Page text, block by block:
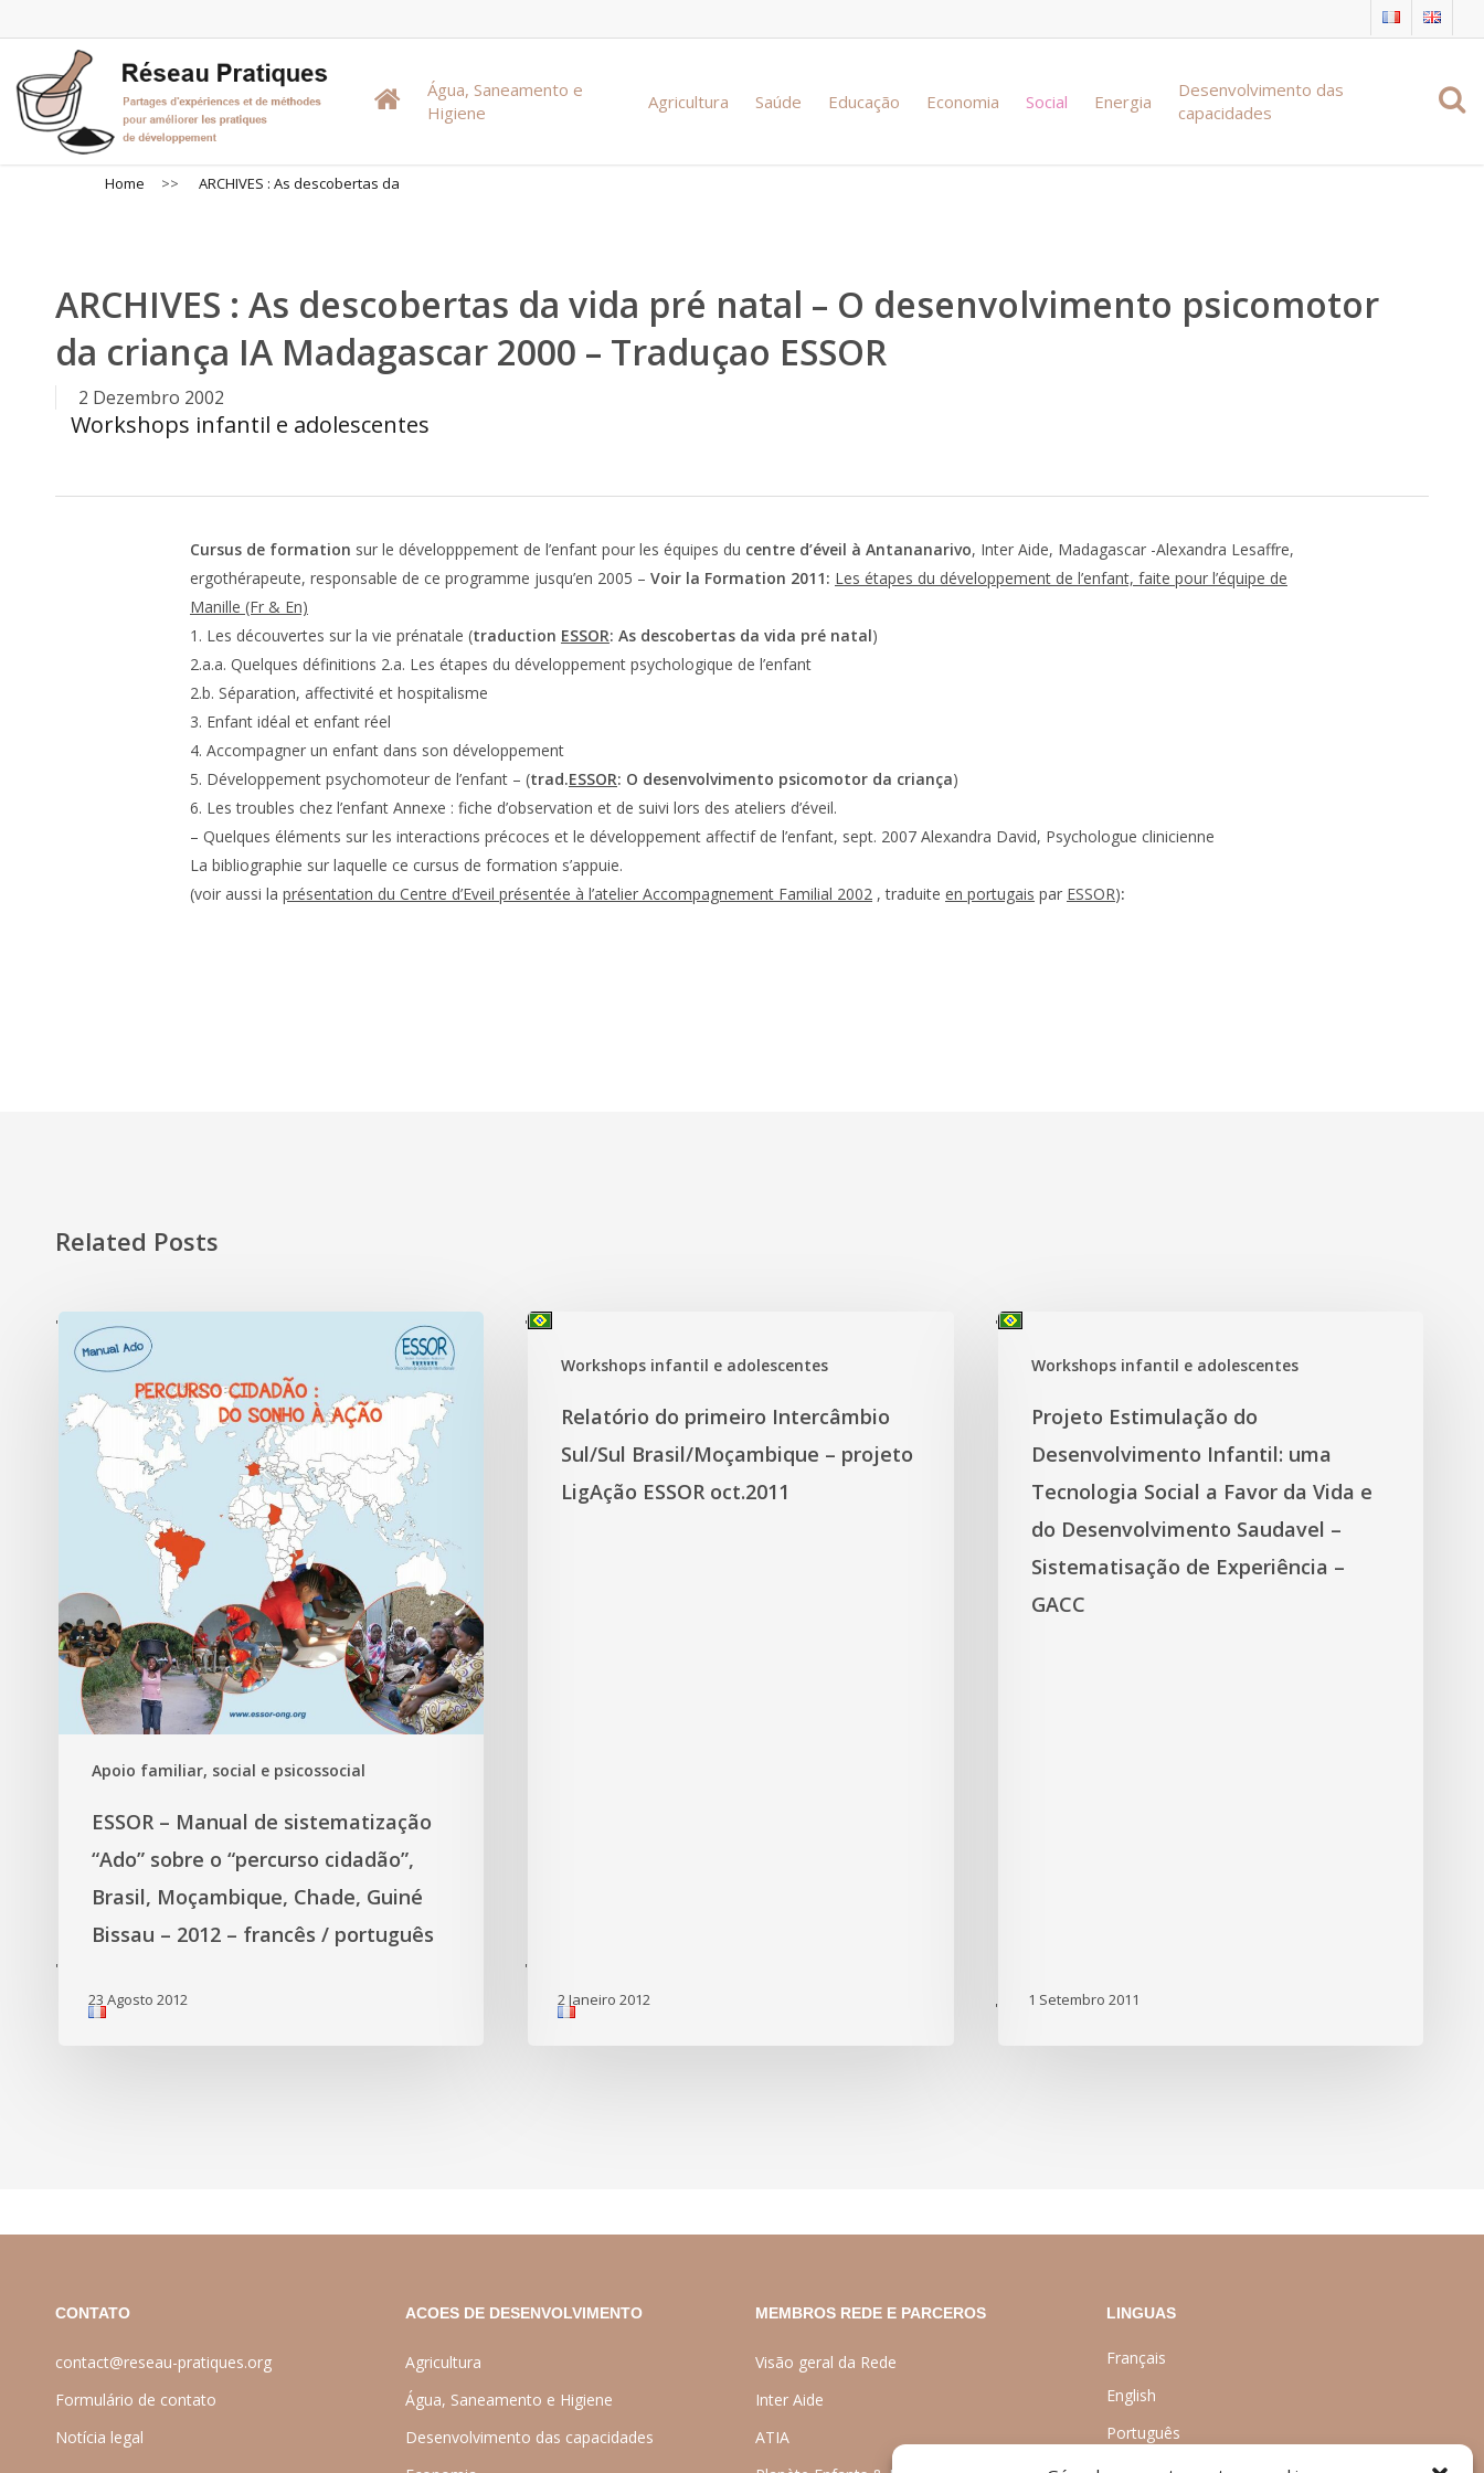
to
main
content
Água, Saneamento e
Higiene
Agricultura Saúde Educação Economia Social Energia
Desenvolvimento das
capacidades
Home >> ARCHIVES : As descobertas da
ARCHIVES : As descobertas da vida pré natal – O desenvolvimento psicomotor
da criança IA Madagascar 2000 – Traduçao ESSOR
2 Dezembro 2002
Workshops infantil e adolescentes
Cursus de formation sur le développpement de l’enfant pour les équipes du centre d’éveil à Antananarivo, Inter Aide, Madagascar -Alexandra Lesaffre,
ergothérapeute, responsable de ce programme jusqu’en 2005 – Voir la Formation 2011: Les étapes du développement de l’enfant, faite pour l’équipe de
Manille (Fr & En)
1. Les découvertes sur la vie prénatale (traduction ESSOR: As descobertas da vida pré natal)
2.a.a. Quelques définitions 2.a. Les étapes du développement psychologique de l’enfant
2.b. Séparation, affectivité et hospitalisme
3. Enfant idéal et enfant réel
4. Accompagner un enfant dans son développement
5. Développement psychomoteur de l’enfant – (trad.ESSOR: O desenvolvimento psicomotor da criança)
6. Les troubles chez l’enfant Annexe : fiche d’observation et de suivi lors des ateliers d’éveil.
– Quelques éléments sur les interactions précoces et le développement affectif de l’enfant, sept. 2007 Alexandra David, Psychologue clinicienne
La bibliographie sur laquelle ce cursus de formation s’appuie.
(voir aussi la présentation du Centre d’Eveil présentée à l’atelier Accompagnement Familial 2002 , traduite en portugais par ESSOR):
Related Posts
'
'
Apoio familiar, social e psicossocial
ESSOR – Manual de sistematização
“Ado” sobre o “percurso cidadão”,
Brasil, Moçambique, Chade, Guiné
Bissau – 2012 – francês / português
23 Agosto 2012
'
'
Workshops infantil e adolescentes
Relatório do primeiro Intercâmbio
Sul/Sul Brasil/Moçambique – projeto
LigAção ESSOR oct.2011
2 Janeiro 2012 '
'
Workshops infantil e adolescentes
Projeto Estimulação do
Desenvolvimento Infantil: uma
Tecnologia Social a Favor da Vida e
do Desenvolvimento Saudavel –
Sistematisação de Experiência –
GACC
1 Setembro 2011
CONTATO
contact@reseau-pratiques.org
Formulário de contato
Notícia legal
ACOES DE DESENVOLVIMENTO
Agricultura
Água, Saneamento e Higiene
Desenvolvimento das capacidades
MEMBROS REDE E PARCEROS
Visão geral da Rede
Inter Aide
ATIA
LINGUAS
Français
English
Português